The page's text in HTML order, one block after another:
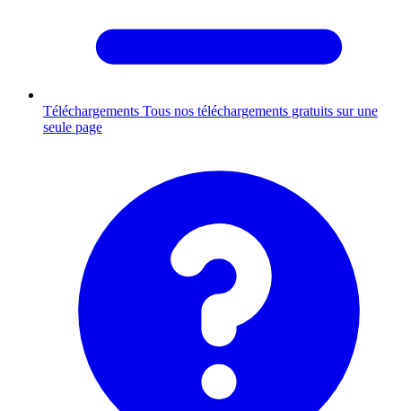
Téléchargements Tous nos téléchargements gratuits sur une
seule page